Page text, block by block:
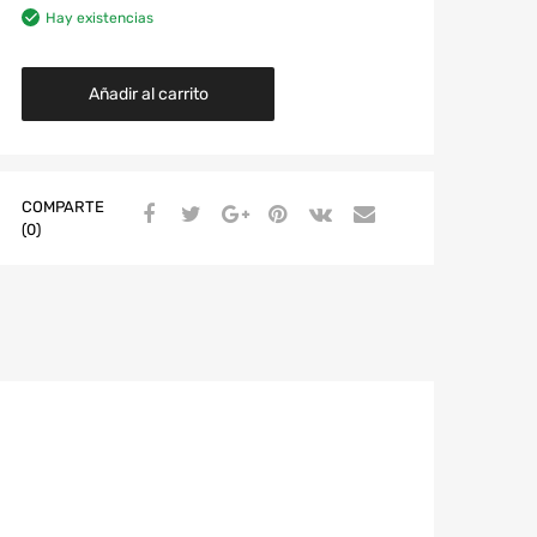
Hay existencias
Añadir al carrito
COMPARTE
(0)